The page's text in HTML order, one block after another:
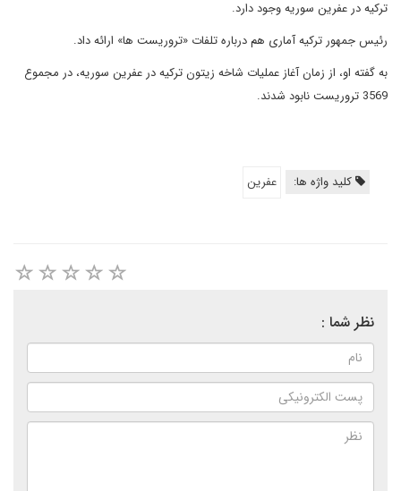
ترکیه در عفرین سوریه وجود دارد.
رئیس جمهور ترکیه آماری هم درباره تلفات «تروریست ها» ارائه داد.
به گفته او، از زمان آغاز عملیات شاخه زیتون ترکیه در عفرین سوریه، در مجموع
3569 تروریست نابود شدند.
کلید واژه ها: عفرین
نظر شما :